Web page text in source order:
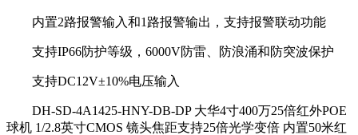
内置2路报警输入和1路报警输出，支持报警联动功能
支持IP66防护等级，6000V防雷、防浪涌和防突波保护
支持DC12V±10%电压输入
DH-SD-4A1425-HNY-DB-DP 大华4寸400万25倍红外POE
球机 1/2.8英寸CMOS 镜头焦距支持25倍光学变倍 内置50米红